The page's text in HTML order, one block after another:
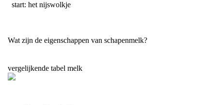
start: het nijswolkje
Wat zijn de eigenschappen van schapenmelk?
vergelijkende tabel melk